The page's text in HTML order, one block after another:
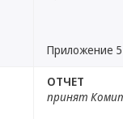
Приложение 5
ОТЧЕТ
принят